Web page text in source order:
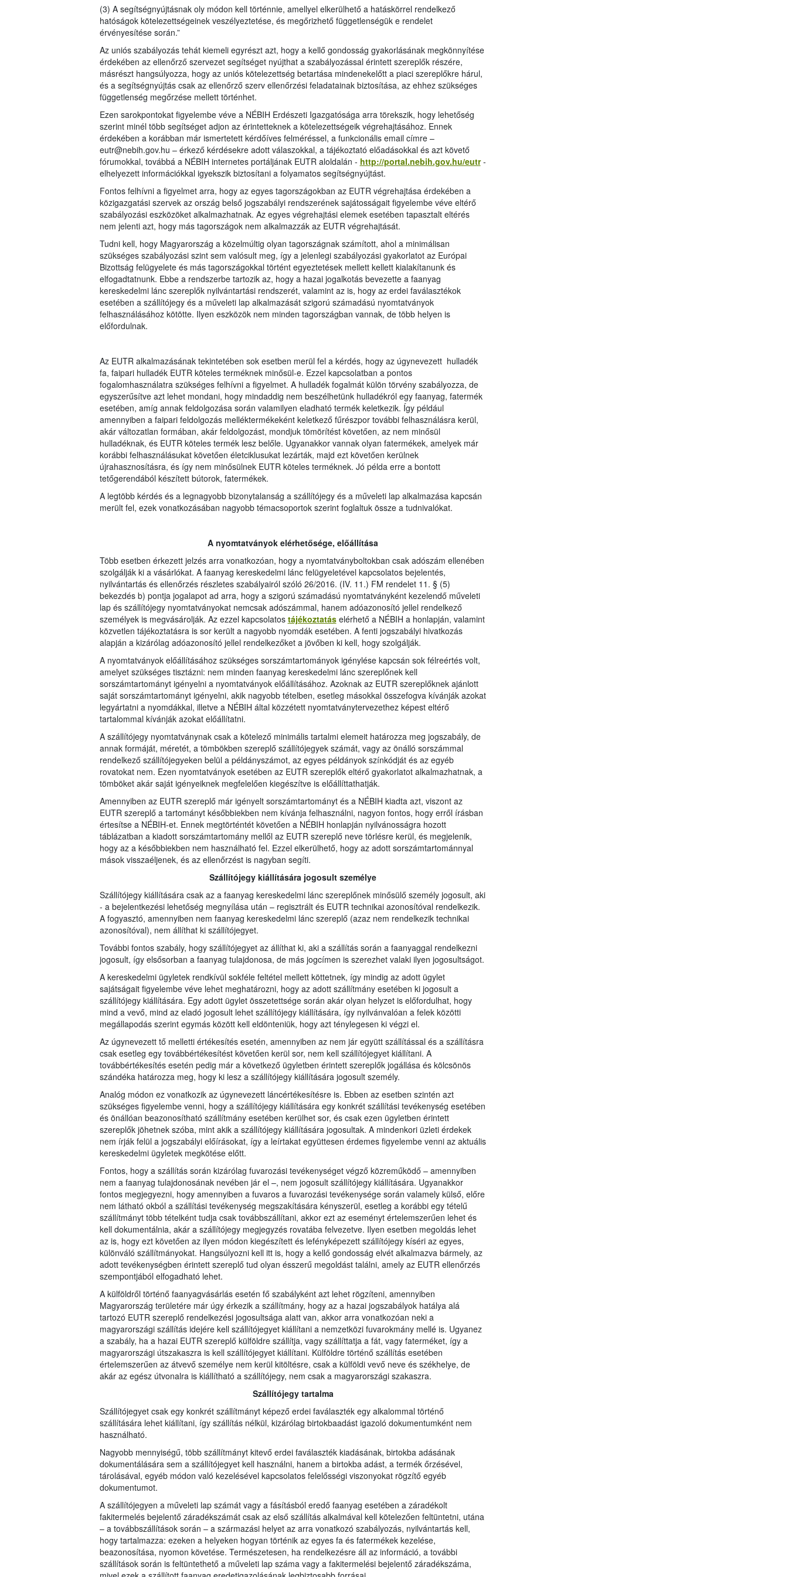
(3) A segítségnyújtásnak oly módon kell történnie, amellyel elkerülhető a hatáskörrel rendelkező
hatóságok kötelezettségeinek veszélyeztetése, és megőrizhető függetlenségük e rendelet
érvényesítése során.”
Az uniós szabályozás tehát kiemeli egyrészt azt, hogy a kellő gondosság gyakorlásának megkönnyítése
érdekében az ellenőrző szervezet segítséget nyújthat a szabályozással érintett szereplők részére,
másrészt hangsúlyozza, hogy az uniós kötelezettség betartása mindenekelőtt a piaci szereplőkre hárul,
és a segítségnyújtás csak az ellenőrző szerv ellenőrzési feladatainak biztosítása, az ehhez szükséges
függetlenség megőrzése mellett történhet.
Ezen sarokpontokat figyelembe véve a NÉBIH Erdészeti Igazgatósága arra törekszik, hogy lehetőség
szerint minél több segítséget adjon az érintetteknek a kötelezettségeik végrehajtásához. Ennek
érdekében a korábban már ismertetett kérdőíves felméréssel, a funkcionális email címre –
eutr@nebih.gov.hu – érkező kérdésekre adott válaszokkal, a tájékoztató előadásokkal és azt követő
fórumokkal, továbbá a NÉBIH internetes portáljának EUTR aloldalán - http://portal.nebih.gov.hu/eutr-
elhelyezett információkkal igyekszik biztosítani a folyamatos segítségnyújtást.
Fontos felhívni a figyelmet arra, hogy az egyes tagországokban az EUTR végrehajtása érdekében a
közigazgatási szervek az ország belső jogszabályi rendszerének sajátosságait figyelembe véve eltérő
szabályozási eszközöket alkalmazhatnak. Az egyes végrehajtási elemek esetében tapasztalt eltérés
nem jelenti azt, hogy más tagországok nem alkalmazzák az EUTR végrehajtását.
Tudni kell, hogy Magyarország a közelmúltig olyan tagországnak számított, ahol a minimálisan
szükséges szabályozási szint sem valósult meg, így a jelenlegi szabályozási gyakorlatot az Európai
Bizottság felügyelete és más tagországokkal történt egyeztetések mellett kellett kialakítanunk és
elfogadtatnunk. Ebbe a rendszerbe tartozik az, hogy a hazai jogalkotás bevezette a faanyag
kereskedelmi lánc szereplők nyilvántartási rendszerét, valamint az is, hogy az erdei faválasztékok
esetében a szállítójegy és a műveleti lap alkalmazását szigorú számadású nyomtatványok
felhasználásához kötötte. Ilyen eszközök nem minden tagországban vannak, de több helyen is
előfordulnak.
Az EUTR alkalmazásának tekintetében sok esetben merül fel a kérdés, hogy az úgynevezett hulladék
fa, faipari hulladék EUTR köteles terméknek minősül-e. Ezzel kapcsolatban a pontos
fogalomhasználatra szükséges felhívni a figyelmet. A hulladék fogalmát külön törvény szabályozza, de
egyszerűsítve azt lehet mondani, hogy mindaddig nem beszélhetünk hulladékról egy faanyag, fatermék
esetében, amíg annak feldolgozása során valamilyen eladható termék keletkezik. Így például
amennyiben a faipari feldolgozás melléktermékeként keletkező fűrészpor további felhasználásra kerül,
akár változatlan formában, akár feldolgozást, mondjuk tömörítést követően, az nem minősül
hulladéknak, és EUTR köteles termék lesz belőle. Ugyanakkor vannak olyan fatermékek, amelyek már
korábbi felhasználásukat követően életciklusukat lezárták, majd ezt követően kerülnek
újrahasznosításra, és így nem minősülnek EUTR köteles terméknek. Jó példa erre a bontott
tetőgerendából készített bútorok, fatermékek.
A legtöbb kérdés és a legnagyobb bizonytalanság a szállítójegy és a műveleti lap alkalmazása kapcsán
merült fel, ezek vonatkozásában nagyobb témacsoportok szerint foglaltuk össze a tudnivalókat.
A nyomtatványok elérhetősége, előállítása
Több esetben érkezett jelzés arra vonatkozóan, hogy a nyomtatványboltokban csak adószám ellenében
szolgálják ki a vásárlókat. A faanyag kereskedelmi lánc felügyeletével kapcsolatos bejelentés,
nyilvántartás és ellenőrzés részletes szabályairól szóló 26/2016. (IV. 11.) FM rendelet 11. § (5)
bekezdés b) pontja jogalapot ad arra, hogy a szigorú számadású nyomtatványként kezelendő műveleti
lap és szállítójegy nyomtatványokat nemcsak adószámmal, hanem adóazonosító jellel rendelkező
személyek is megvásárolják. Az ezzel kapcsolatos tájékoztatáselérhető a NÉBIH a honlapján, valamint
közvetlen tájékoztatásra is sor került a nagyobb nyomdák esetében. A fenti jogszabályi hivatkozás
alapján a kizárólag adóazonosító jellel rendelkezőket a jövőben ki kell, hogy szolgálják.
A nyomtatványok előállításához szükséges sorszámtartományok igénylése kapcsán sok félreértés volt,
amelyet szükséges tisztázni: nem minden faanyag kereskedelmi lánc szereplőnek kell
sorszámtartományt igényelni a nyomtatványok előállításához. Azoknak az EUTR szereplőknek ajánlott
saját sorszámtartományt igényelni, akik nagyobb tételben, esetleg másokkal összefogva kívánják azokat
legyártatni a nyomdákkal, illetve a NÉBIH által közzétett nyomtatványtervezethez képest eltérő
tartalommal kívánják azokat előállítatni.
A szállítójegy nyomtatványnak csak a kötelező minimális tartalmi elemeit határozza meg jogszabály, de
annak formáját, méretét, a tömbökben szereplő szállítójegyek számát, vagy az önálló sorszámmal
rendelkező szállítójegyeken belül a példányszámot, az egyes példányok színkódját és az egyéb
rovatokat nem. Ezen nyomtatványok esetében az EUTR szereplők eltérő gyakorlatot alkalmazhatnak, a
tömböket akár saját igényeiknek megfelelően kiegészítve is előállíttathatják.
Amennyiben az EUTR szereplő már igényelt sorszámtartományt és a NÉBIH kiadta azt, viszont az
EUTR szereplő a tartományt későbbiekben nem kívánja felhasználni, nagyon fontos, hogy erről írásban
értesítse a NÉBIH-et. Ennek megtörténtét követően a NÉBIH honlapján nyilvánosságra hozott
táblázatban a kiadott sorszámtartomány mellől az EUTR szereplő neve törlésre kerül, és megjelenik,
hogy az a későbbiekben nem használható fel. Ezzel elkerülhető, hogy az adott sorszámtartománnyal
mások visszaéljenek, és az ellenőrzést is nagyban segíti.
Szállítójegy kiállítására jogosult személye
Szállítójegy kiállítására csak az a faanyag kereskedelmi lánc szereplőnek minősülő személy jogosult, aki
- a bejelentkezési lehetőség megnyílása után – regisztrált és EUTR technikai azonosítóval rendelkezik.
A fogyasztó, amennyiben nem faanyag kereskedelmi lánc szereplő (azaz nem rendelkezik technikai
azonosítóval), nem állíthat ki szállítójegyet.
További fontos szabály, hogy szállítójegyet az állíthat ki, aki a szállítás során a faanyaggal rendelkezni
jogosult, így elsősorban a faanyag tulajdonosa, de más jogcímen is szerezhet valaki ilyen jogosultságot.
A kereskedelmi ügyletek rendkívül sokféle feltétel mellett köttetnek, így mindig az adott ügylet
sajátságait figyelembe véve lehet meghatározni, hogy az adott szállítmány esetében ki jogosult a
szállítójegy kiállítására. Egy adott ügylet összetettsége során akár olyan helyzet is előfordulhat, hogy
mind a vevő, mind az eladó jogosult lehet szállítójegy kiállítására, így nyilvánvalóan a felek közötti
megállapodás szerint egymás között kell eldönteniük, hogy azt ténylegesen ki végzi el.
Az úgynevezett tő melletti értékesítés esetén, amennyiben az nem jár együtt szállítással és a szállításra
csak esetleg egy továbbértékesítést követően kerül sor, nem kell szállítójegyet kiállítani. A
továbbértékesítés esetén pedig már a következő ügyletben érintett szereplők jogállása és kölcsönös
szándéka határozza meg, hogy ki lesz a szállítójegy kiállítására jogosult személy.
Analóg módon ez vonatkozik az úgynevezett láncértékesítésre is. Ebben az esetben szintén azt
szükséges figyelembe venni, hogy a szállítójegy kiállítására egy konkrét szállítási tevékenység esetében
és önállóan beazonosítható szállítmány esetében kerülhet sor, és csak ezen ügyletben érintett
szereplők jöhetnek szóba, mint akik a szállítójegy kiállítására jogosultak. A mindenkori üzleti érdekek
nem írják felül a jogszabályi előírásokat, így a leírtakat együttesen érdemes figyelembe venni az aktuális
kereskedelmi ügyletek megkötése előtt.
Fontos, hogy a szállítás során kizárólag fuvarozási tevékenységet végző közreműködő – amennyiben
nem a faanyag tulajdonosának nevében jár el –, nem jogosult szállítójegy kiállítására. Ugyanakkor
fontos megjegyezni, hogy amennyiben a fuvaros a fuvarozási tevékenysége során valamely külső, előre
nem látható okból a szállítási tevékenység megszakítására kényszerül, esetleg a korábbi egy tételű
szállítmányt több tételként tudja csak továbbszállítani, akkor ezt az eseményt értelemszerűen lehet és
kell dokumentálnia, akár a szállítójegy megjegyzés rovatába felvezetve. Ilyen esetben megoldás lehet
az is, hogy ezt követően az ilyen módon kiegészített és lefényképezett szállítójegy kíséri az egyes,
különváló szállítmányokat. Hangsúlyozni kell itt is, hogy a kellő gondosság elvét alkalmazva bármely, az
adott tevékenységben érintett szereplő tud olyan ésszerű megoldást találni, amely az EUTR ellenőrzés
szempontjából elfogadható lehet.
A külföldről történő faanyagvásárlás esetén fő szabályként azt lehet rögzíteni, amennyiben
Magyarország területére már úgy érkezik a szállítmány, hogy az a hazai jogszabályok hatálya alá
tartozó EUTR szereplő rendelkezési jogosultsága alatt van, akkor arra vonatkozóan neki a
magyarországi szállítás idejére kell szállítójegyet kiállítani a nemzetközi fuvarokmány mellé is. Ugyanez
a szabály, ha a hazai EUTR szereplő külföldre szállítja, vagy szállíttatja a fát, vagy faterméket, így a
magyarországi útszakaszra is kell szállítójegyet kiállítani. Külföldre történő szállítás esetében
értelemszerűen az átvevő személye nem kerül kitöltésre, csak a külföldi vevő neve és székhelye, de
akár az egész útvonalra is kiállítható a szállítójegy, nem csak a magyarországi szakaszra.
Szállítójegy tartalma
Szállítójegyet csak egy konkrét szállítmányt képező erdei faválaszték egy alkalommal történő
szállítására lehet kiállítani, így szállítás nélkül, kizárólag birtokbaadást igazoló dokumentumként nem
használható.
Nagyobb mennyiségű, több szállítmányt kitevő erdei faválaszték kiadásának, birtokba adásának
dokumentálására sem a szállítójegyet kell használni, hanem a birtokba adást, a termék őrzésével,
tárolásával, egyéb módon való kezelésével kapcsolatos felelősségi viszonyokat rögzítő egyéb
dokumentumot.
A szállítójegyen a műveleti lap számát vagy a fásításból eredő faanyag esetében a záradékolt
fakitermelés bejelentő záradékszámát csak az első szállítás alkalmával kell kötelezően feltüntetni, utána
– a továbbszállítások során – a származási helyet az arra vonatkozó szabályozás, nyilvántartás kell,
hogy tartalmazza: ezeken a helyeken hogyan történik az egyes fa és fatermékek kezelése,
beazonosítása, nyomon követése. Természetesen, ha rendelkezésre áll az információ, a további
szállítások során is feltüntethető a műveleti lap száma vagy a fakitermelési bejelentő záradékszáma,